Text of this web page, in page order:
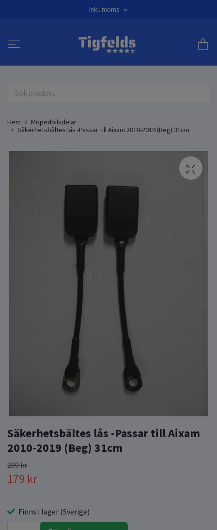
Inkl. moms
Hem
Mopedbilsdelar
Säkerhetsbältes lås -Passar till Aixam 2010-2019 (Beg) 31cm
Säkerhetsbältes lås -Passar till Aixam
2010-2019 (Beg) 31cm
299 kr
179 kr
Finns i lager (Sverige)